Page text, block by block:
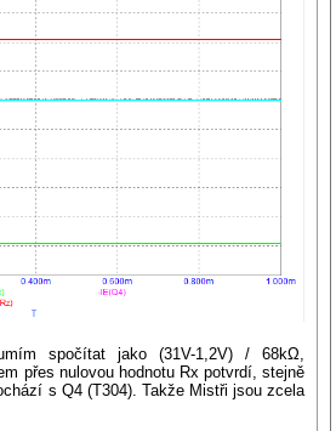
spočítat jako (31V-1,2V) / 68kΩ,
přes nulovou hodnotu Rx potvrdí, stejně
s Q4 (T304). Takže Mistři jsou zcela